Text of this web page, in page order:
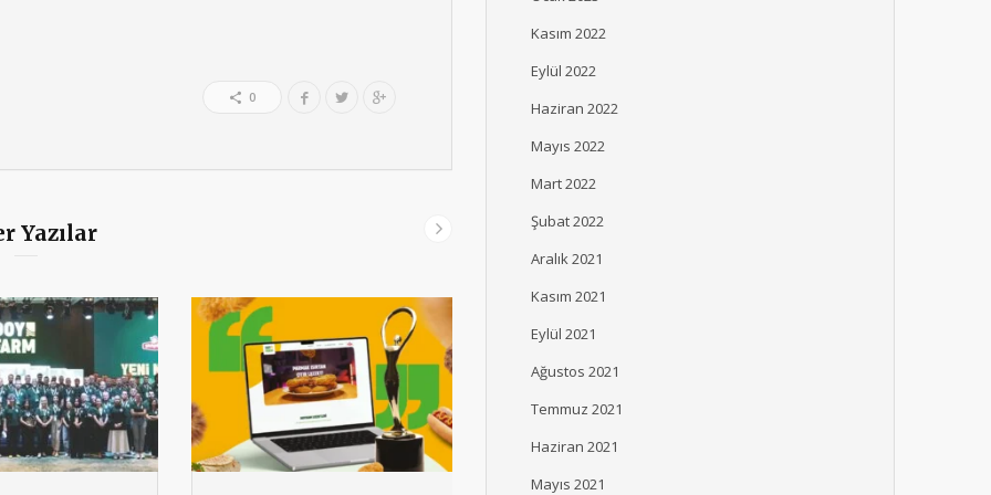
0
Yazılar
Kasım 2022
Eylül 2022
Haziran 2022
Mayıs 2022
Mart 2022
Şubat 2022
Aralık 2021
Kasım 2021
Eylül 2021
Ağustos 2021
Temmuz 2021
Haziran 2021
Mayıs 2021